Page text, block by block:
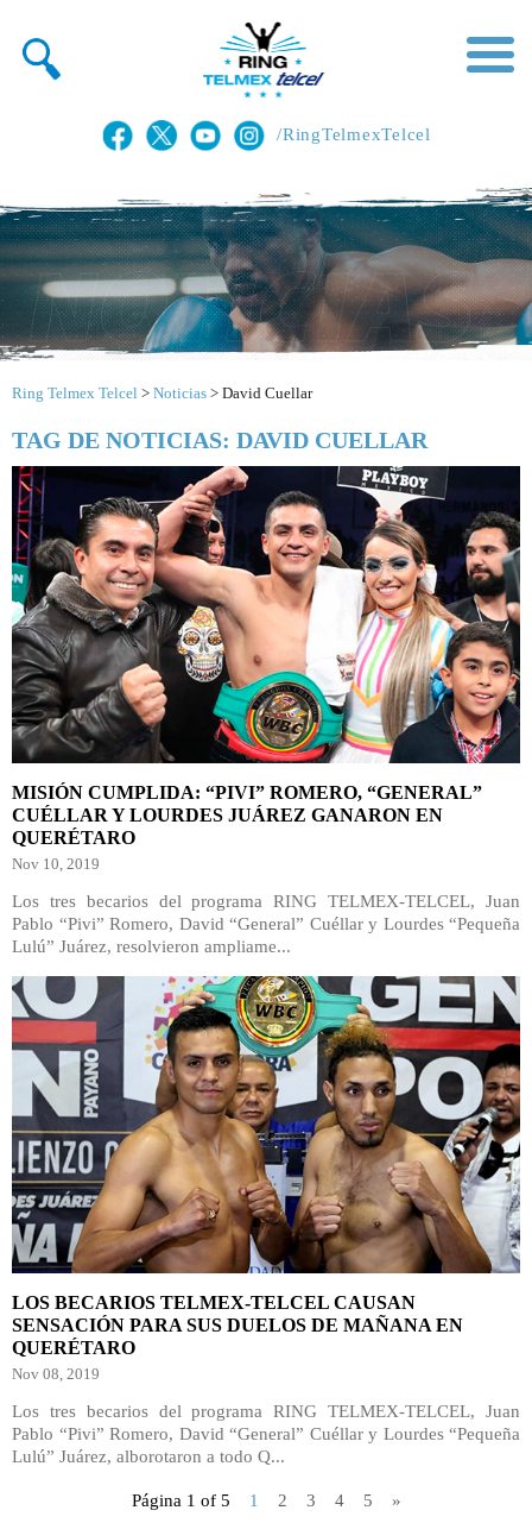
/RingTelmexTelcel
Ring Telmex Telcel > Noticias > David Cuellar
TAG DE NOTICIAS: DAVID CUELLAR
MISIÓN CUMPLIDA: “PIVI” ROMERO, “GENERAL”
CUÉLLAR Y LOURDES JUÁREZ GANARON EN
QUERÉTARO
Nov 10, 2019
Los tres becarios del programa RING TELMEX-TELCEL, Juan
Pablo “Pivi” Romero, David “General” Cuéllar y Lourdes “Pequeña
Lulú” Juárez, resolvieron ampliame...
LOS BECARIOS TELMEX-TELCEL CAUSAN
SENSACIÓN PARA SUS DUELOS DE MAÑANA EN
QUERÉTARO
Nov 08, 2019
Los tres becarios del programa RING TELMEX-TELCEL, Juan
Pablo “Pivi” Romero, David “General” Cuéllar y Lourdes “Pequeña
Lulú” Juárez, alborotaron a todo Q...
Página 1 of 5 1 2 3 4 5 »